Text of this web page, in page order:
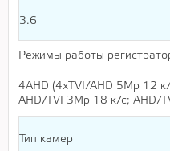
3.6
Режимы работы
4AHD (4хTVI/AHD 5Mр 12
AHD/TVI 3Mр 18 к/c; AHD/
Тип камер